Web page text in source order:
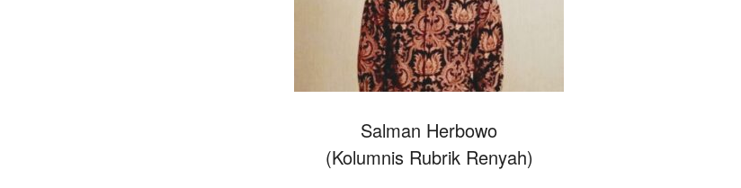
Salman Herbowo
(Kolumnis Rubrik Renyah)